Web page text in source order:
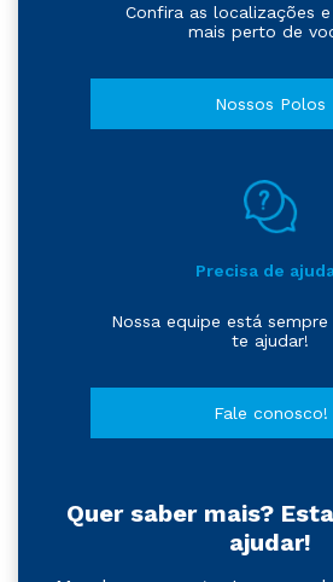
Confira as localizações
mais perto de
Nossos Polos
Precisa de
Nossa equipe está
te ajudar!
Fale conosco!
Quer saber mais?
ajudar!